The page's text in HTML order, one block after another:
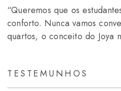
“Queremos que os
conforto. Nunca vamos
quartos, o conceito do Joya
TESTEMUNHOS